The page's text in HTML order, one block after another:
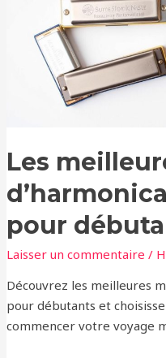
Les
pour
Laisser un commentaire /
Découvrez les meilleures
pour débutants et
commencer votre voyage
diatoniques
débutants